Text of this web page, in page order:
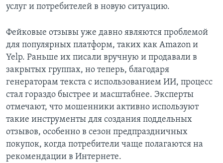
услуг и потребителей в новую ситуацию.
Фейковые отзывы уже давно являются проблемой
для популярных платформ, таких как Amazon и
Yelp. Раньше их писали вручную и продавали в
закрытых группах, но теперь, благодаря
генераторам текста с использованием ИИ, процесс
стал гораздо быстрее и масштабнее. Эксперты
отмечают, что мошенники активно используют
такие инструменты для создания поддельных
отзывов, особенно в сезон предпраздничных
покупок, когда потребители чаще полагаются на
рекомендации в Интернете.